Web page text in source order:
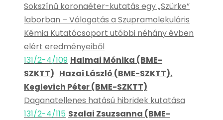
Sokszínű koronaéter-kutatás egy „Szürke”
laborban – Válogatás a Szupramolekuláris
Kémia Kutatócsoport utóbbi néhány évben
elért eredményeiből
131/2-4/109 Halmai Mónika (BME-
SZKTT) Hazai László (BME-SZKTT),
Keglevich Péter (BME-SZKTT)
Daganatellenes hatású hibridek kutatása
131/2-4/115 Szalai Zsuzsanna (BME-